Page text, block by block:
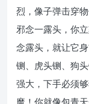
烈，像子弹击穿
邪念一露头，你
念露头，就让它
铡、虎头铡、狗
强大，下手必须
魔！你就像包青